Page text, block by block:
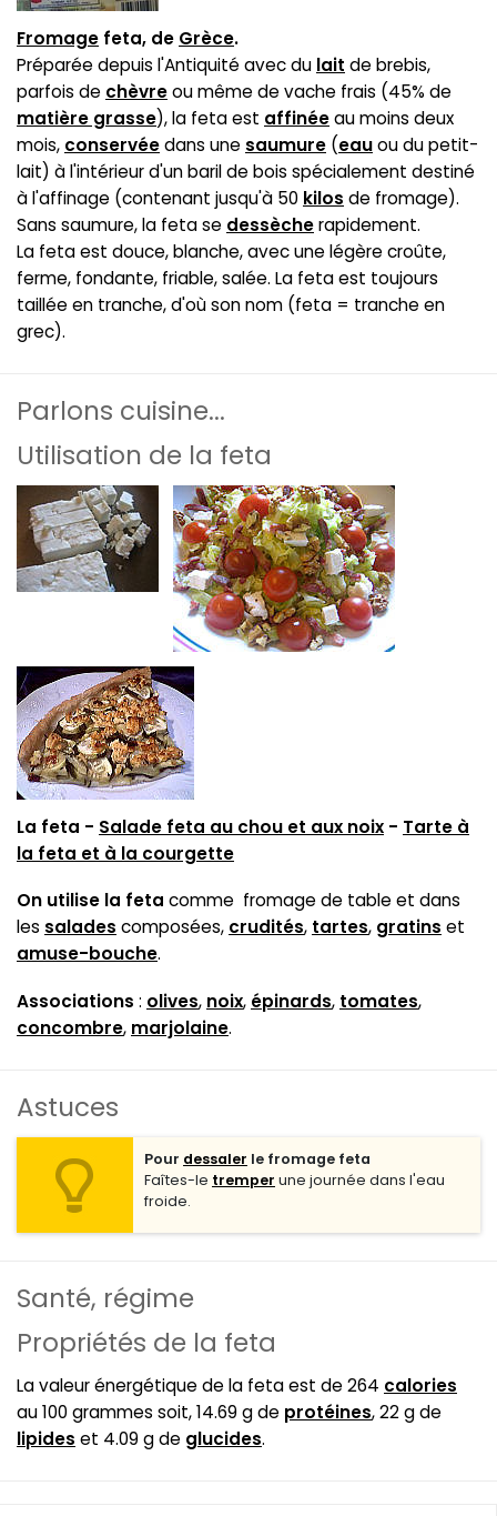
Fromage feta, de Grèce.
Préparée depuis l'Antiquité avec du lait de brebis,
parfois de chèvreou même de vache frais (45% de
matière grasse), la feta est affinéeau moins deux
mois, conservéedans une saumure (eauou du petit-
lait) à l'intérieur d'un baril de bois spécialement destiné
à l'affinage (contenant jusqu'à 50 kilos de fromage).
Sans saumure, la feta se dessècherapidement.
La feta est douce, blanche, avec une légère croûte,
ferme, fondante, friable, salée. La feta est toujours
taillée en tranche, d'où son nom (feta = tranche en
grec).
Parlons cuisine...
Utilisation de la feta
La feta - Salade feta au chou et aux noix - Tarte à
la feta et à la courgette
On utilise la feta comme fromage de table et dans
les salades composées, crudités, tartes, gratins et
amuse-bouche.
Associations : olives, noix, épinards, tomates,
concombre, marjolaine.
Astuces
Pour dessaler le fromage feta
Faîtes-le tremper une journée dans l'eau
froide.
Santé, régime
Propriétés de la feta
La valeur énergétique de la feta est de 264 calories
au 100 grammes soit, 14.69 g de protéines, 22 g de
lipides et 4.09 g de glucides.